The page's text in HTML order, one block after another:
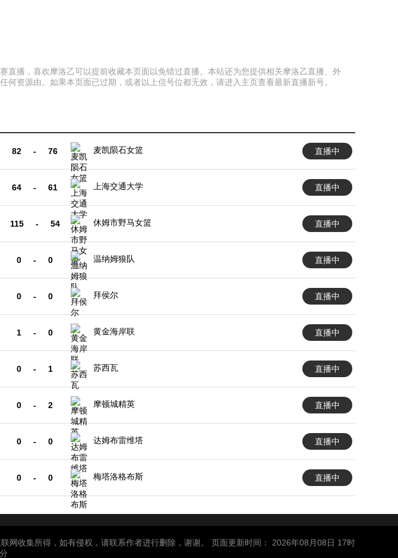
直播，喜欢摩洛乙可以提前收藏本页面以免错过直播。本站还为您提供相关摩洛乙直播、外
资源由。如果本页面已过期，或者以上信号位都无效，请进入主页查看最新直播新号。
82 - 76 麦凯陨石女篮 直播中
64 - 61 上海交通大学 直播中
115 - 54 休姆市野马女篮 直播中
0 - 0 温纳姆狼队 直播中
0 - 0 拜侯尔 直播中
1 - 0 黄金海岸联 直播中
0 - 1 苏西瓦 直播中
0 - 2 摩顿城精英 直播中
0 - 0 达姆布雷维塔 直播中
0 - 0 梅塔洛格布斯 直播中
网收集所得，如有侵权，请联系作者进行删除，谢谢。 页面更新时间： 2026年08月08日 17时